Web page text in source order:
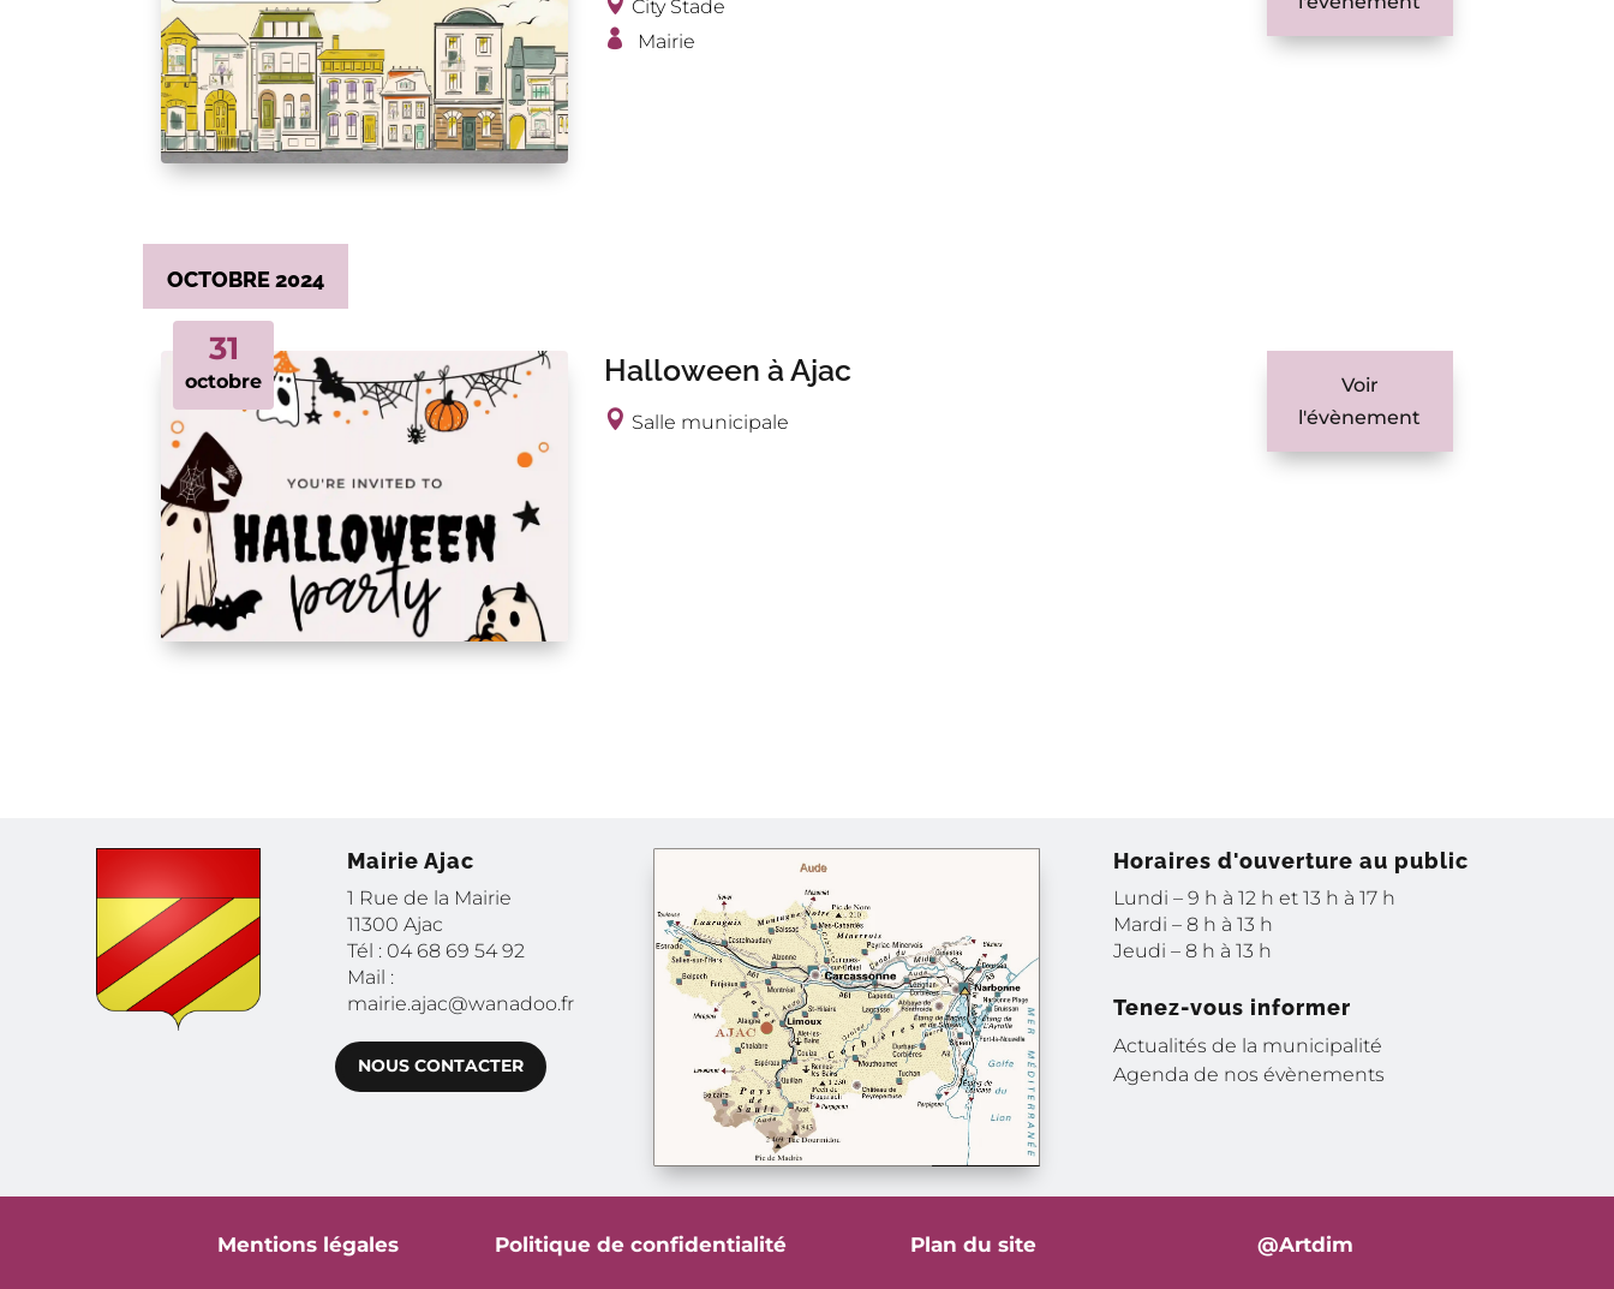
City Stade
Mairie
OCTOBRE 2024
31
octobre Halloween à Ajac
Salle municipale
Voir
l'évènement
Mairie Ajac
1 Rue de la Mairie
11300 Ajac
Tél : 04 68 69 54 92
Mail :
mairie.ajac@wanadoo.fr
NOUS CONTACTER
Horaires d'ouverture au public
Lundi – 9 h à 12 h et 13 h à 17 h
Mardi – 8 h à 13 h
Jeudi – 8 h à 13 h
Tenez-vous informer
Actualités de la municipalité
Agenda de nos évènements
Mentions légales Politique de confidentialité Plan du site @Artdim